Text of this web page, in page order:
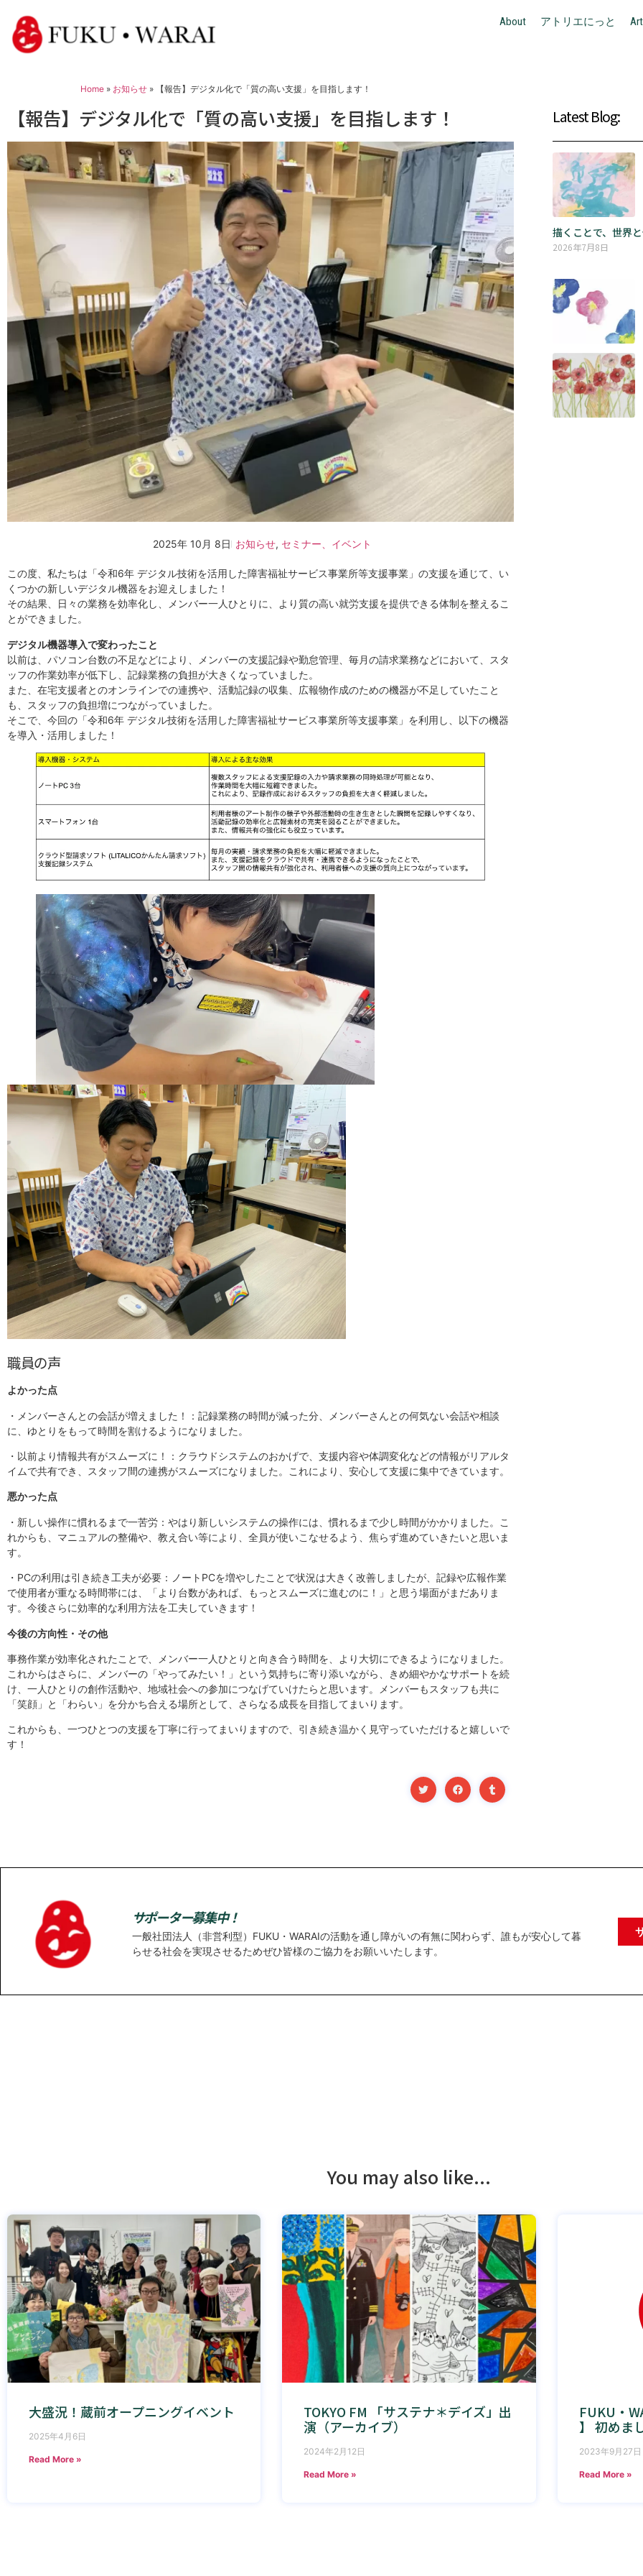
About アトリエにっと
Home » お知らせ » 【報告】デジタル化で「質の高い支援」を目指します！
【報告】デジタル化で「質の高い支援」を目指します！
2025年 10月 8日 お知らせ, セミナー、イベント
この度、私たちは「令和6年 デジタル技術を活用した障害福祉サービス事業所等支援事業」の支援を通じて、い
くつかの新しいデジタル機器をお迎えしました！
その結果、日々の業務を効率化し、メンバー一人ひとりに、より質の高い就労支援を提供できる体制を整えるこ
とができました。
デジタル機器導入で変わったこと
以前は、パソコン台数の不足などにより、メンバーの支援記録や勤怠管理、毎月の請求業務などにおいて、スタ
ッフの作業効率が低下し、記録業務の負担が大きくなっていました。
また、在宅支援者とのオンラインでの連携や、活動記録の収集、広報物作成のための機器が不足していたこと
も、スタッフの負担増につながっていました。
そこで、今回の「令和6年 デジタル技術を活用した障害福祉サービス事業所等支援事業」を利用し、以下の機器
を導入・活用しました！
職員の声
よかった点
・メンバーさんとの会話が増えました！：記録業務の時間が減った分、メンバーさんとの何気ない会話や相談
に、ゆとりをもって時間を割けるようになりました。
・以前より情報共有がスムーズに！：クラウドシステムのおかげで、支援内容や体調変化などの情報がリアルタ
イムで共有でき、スタッフ間の連携がスムーズになりました。これにより、安心して支援に集中できています。
悪かった点
・新しい操作に慣れるまで一苦労：やはり新しいシステムの操作には、慣れるまで少し時間がかかりました。こ
れからも、マニュアルの整備や、教え合い等により、全員が使いこなせるよう、焦らず進めていきたいと思いま
す。
・PCの利用は引き続き工夫が必要：ノートPCを増やしたことで状況は大きく改善しましたが、記録や広報作業
で使用者が重なる時間帯には、「より台数があれば、もっとスムーズに進むのに！」と思う場面がまだありま
す。今後さらに効率的な利用方法を工夫していきます！
今後の方向性・その他
事務作業が効率化されたことで、メンバー一人ひとりと向き合う時間を、より大切にできるようになりました。
これからはさらに、メンバーの「やってみたい！」という気持ちに寄り添いながら、きめ細やかなサポートを続
け、一人ひとりの創作活動や、地域社会への参加につなげていけたらと思います。メンバーもスタッフも共に
「笑顔」と「わらい」を分かち合える場所として、さらなる成長を目指してまいります。
これからも、一つひとつの支援を丁寧に行ってまいりますので、引き続き温かく見守っていただけると嬉しいで
す！
Latest Blog:
描くことで、世界
2026年7月8日
サポーター募集中！
一般社団法人（非営利型）FUKU・WARAIの活動を通し障がいの有無に関わらず、誰もが安心して暮
らせる社会を実現させるためぜひ皆様のご協力をお願いいたします。
You may also like...
大盛況！蔵前オープニングイベント
2025年4月6日
Read More »
TOKYO FM 「サステナ＊デイズ」出
演（アーカイブ）
2024年2月12日
Read More »
FUKU・
】 初めま
2023年9月27日
Read More »